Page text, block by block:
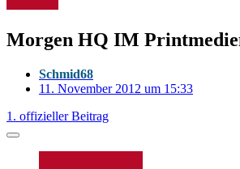
Morgen HQ IM
Schmid68
11. November 2012 um 15:33
1. offizieller Beitrag